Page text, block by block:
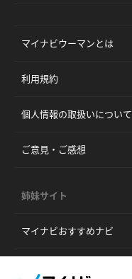
マイナビウーマンとは
利用規約
個人情報の取扱いについて
ご意見・ご感想
姉妹サイト
マイナビおすすめナビ